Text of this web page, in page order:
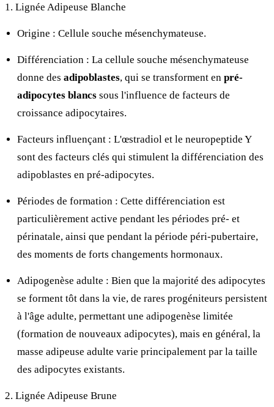
1. Lignée Adipeuse Blanche
Origine : Cellule souche mésenchymateuse.
Différenciation : La cellule souche mésenchymateuse
donne des adipoblastes, qui se transforment en pré-
adipocytes blancs sous l'influence de facteurs de
croissance adipocytaires.
Facteurs influençant : L'œstradiol et le neuropeptide Y
sont des facteurs clés qui stimulent la différenciation des
adipoblastes en pré-adipocytes.
Périodes de formation : Cette différenciation est
particulièrement active pendant les périodes pré- et
périnatale, ainsi que pendant la période péri-pubertaire,
des moments de forts changements hormonaux.
Adipogenèse adulte : Bien que la majorité des adipocytes
se forment tôt dans la vie, de rares progéniteurs persistent
à l'âge adulte, permettant une adipogenèse limitée
(formation de nouveaux adipocytes), mais en général, la
masse adipeuse adulte varie principalement par la taille
des adipocytes existants.
2. Lignée Adipeuse Brune